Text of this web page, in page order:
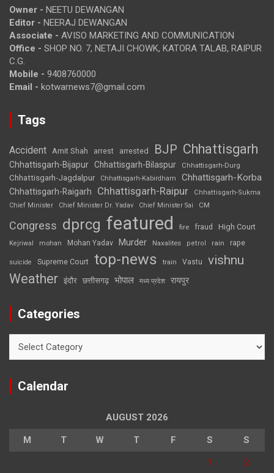
Owner - NEETU DEWANGAN
Editor - NEERAJ DEWANGAN
Associate - AVISO MARKETING AND COMMUNICATION
Office - SHOP NO. 7, NETAJI CHOWK, KATORA TALAB, RAIPUR
C.G.
Mobile - 9408760000
Email - kotwarnews7@gmail.com
Tags
Accident Amit Shah arrest arrested BJP Chhattisgarh
Chhattisgarh-Bijapur Chhattisgarh-Bilaspur Chhattisgarh-Durg
Chhattisgarh-Jagdalpur Chhattisgarh-Kabirdham Chhattisgarh-Korba
Chhattisgarh-Raigarh Chhattisgarh-Raipur
Chhattisgarh-Sukma
Chief Minister
Chief Minister Dr. Yadav Chief Minister Sai CM
Congress dprcg featured fire fraud High Court
Kejriwal mohan Mohan Yadav Murder Naxalites petrol rain rape
suicide Supreme Court top-news train Vastu vishnu
Weather इंदौर छत्तीसगढ़ भोपाल मध्य प्रदेश रायपुर
Categories
Calendar
AUGUST 2026
M T W T F S S
1 2